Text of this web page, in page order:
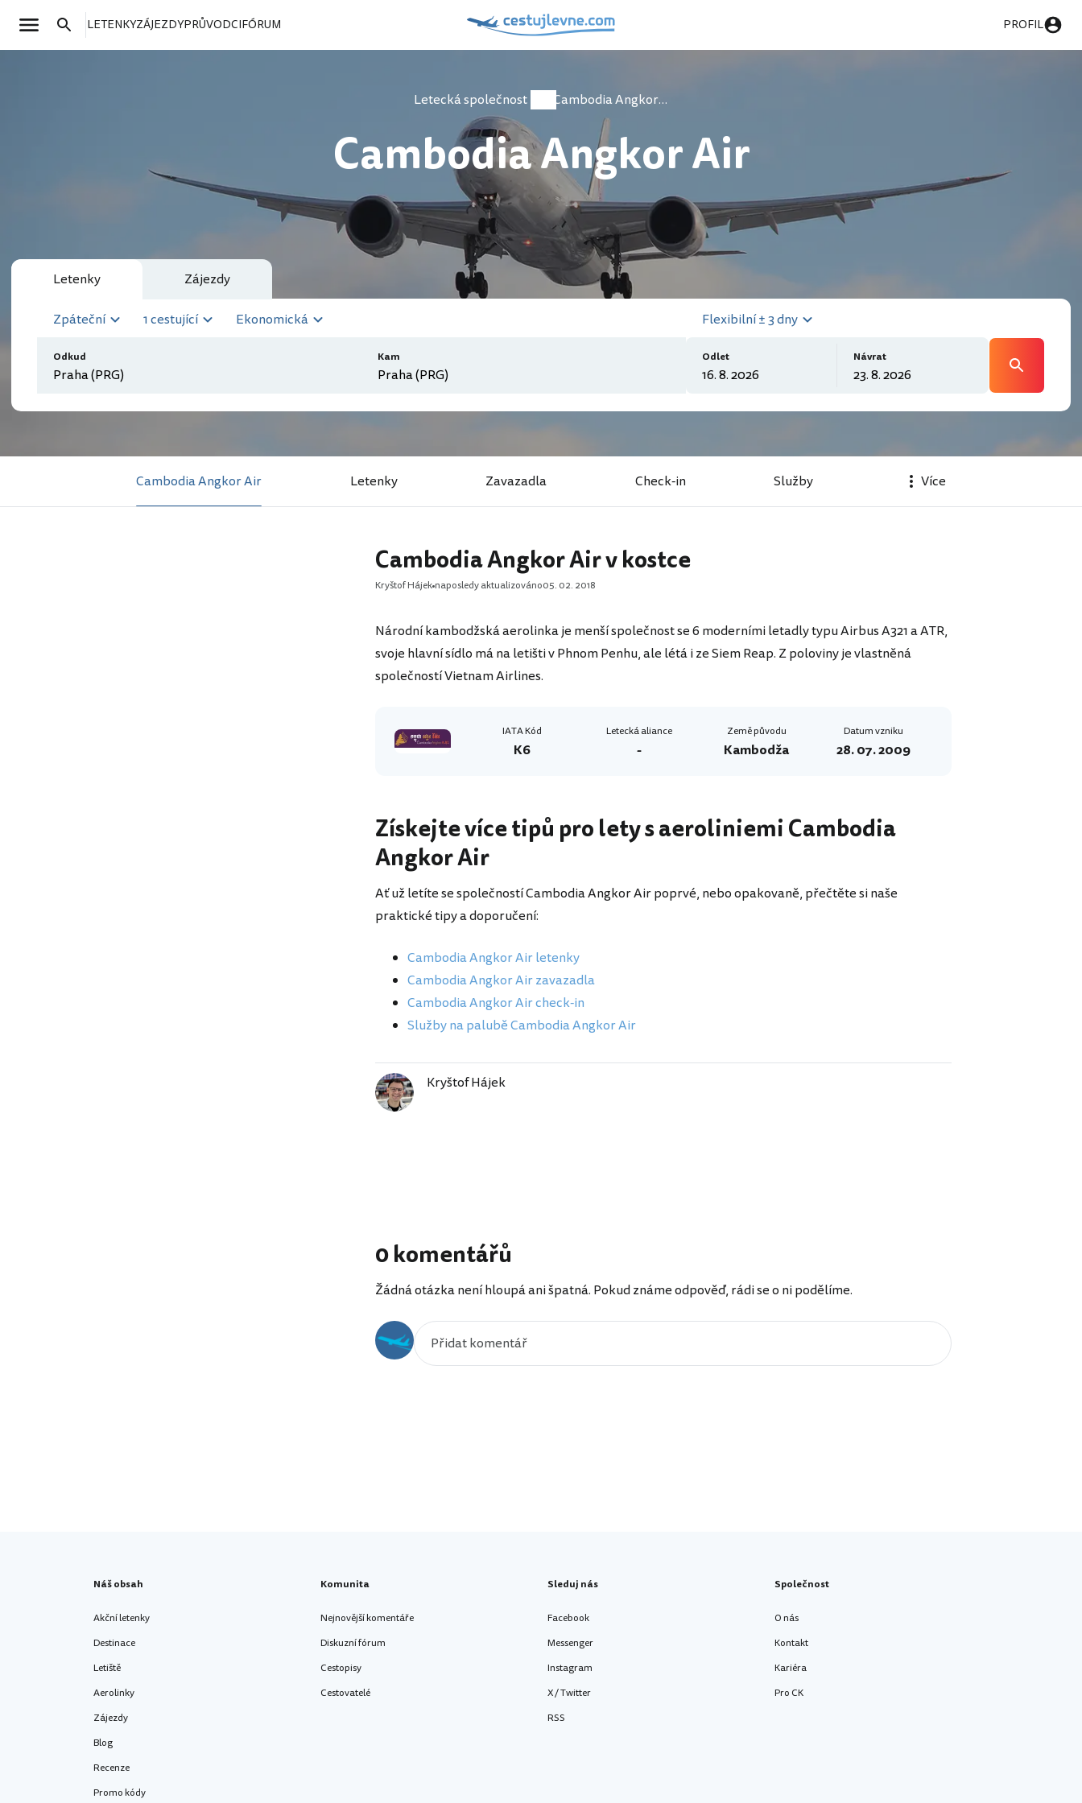
LETENKYZÁJEZDYPRŮVODCIFÓRUM PROFIL
Letecká společnost Cambodia Angkor Air
Cambodia Angkor Air
Letenky Zájezdy
Zpáteční 1 cestující Ekonomická
Odkud Kam
Flexibilní ± 3 dny
Odlet Návrat
Cambodia Angkor Air Letenky Zavazadla Check-in Služby Více
Cambodia Angkor Air v kostce
Kryštof Hájek naposledy aktualizováno05. 02. 2018
Národní kambodžská aerolinka je menší společnost se 6 moderními letadly typu Airbus A321 a ATR,
svoje hlavní sídlo má na letišti v Phnom Penhu, ale létá i ze Siem Reap. Z poloviny je vlastněná
společností Vietnam Airlines.
IATA Kód
K6
Letecká aliance
-
Země původu
Kambodža
Datum vzniku
28. 07. 2009
Získejte více tipů pro lety s aeroliniemi Cambodia
Angkor Air
Ať už letíte se společností Cambodia Angkor Air poprvé, nebo opakovaně, přečtěte si naše
praktické tipy a doporučení:
Cambodia Angkor Air letenky
Cambodia Angkor Air zavazadla
Cambodia Angkor Air check-in
Služby na palubě Cambodia Angkor Air
Kryštof Hájek
0 komentářů
Žádná otázka není hloupá ani špatná. Pokud známe odpověď, rádi se o ni podělíme.
Náš obsah
Akční letenky
Destinace
Letiště
Aerolinky
Zájezdy
Blog
Recenze
Promo kódy
Komunita
Nejnovější komentáře
Diskuzní fórum
Cestopisy
Cestovatelé
Sleduj nás
Facebook
Messenger
Instagram
X / Twitter
RSS
Společnost
O nás
Kontakt
Kariéra
Pro CK